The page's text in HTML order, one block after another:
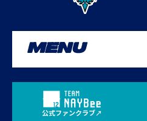
MENU
公式ファンクラブ